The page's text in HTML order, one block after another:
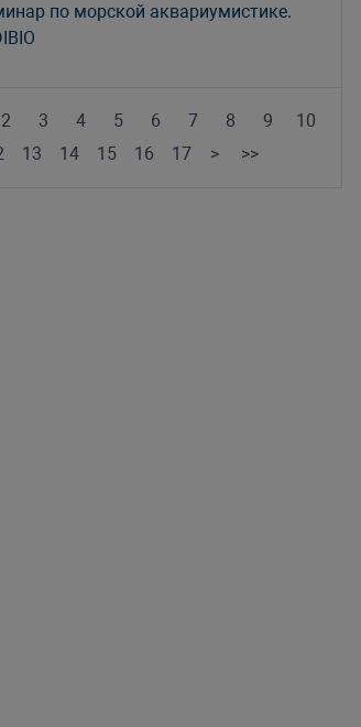
по морской аквариумистике.
2 3 4 5 6 7 8 9
10
13 14 15 16 17 > >>